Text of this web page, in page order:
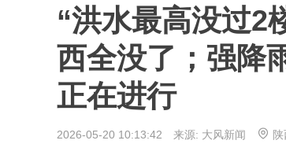
“洪水最高没过2
西全没了；强降
正在进行
2026-05-20 10:13:42 来源: 大风新闻